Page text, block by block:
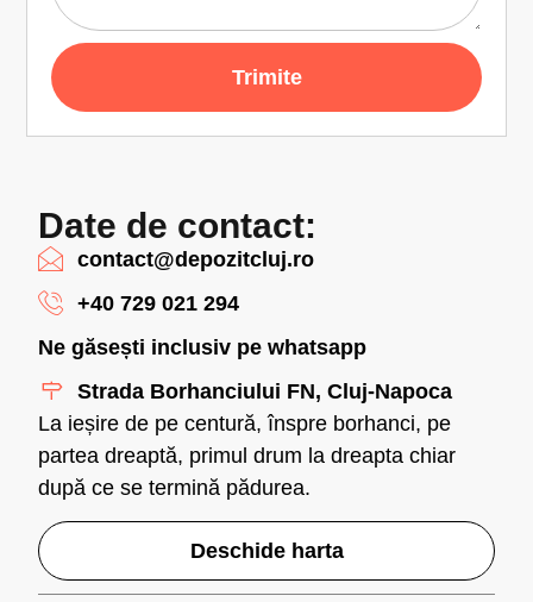
Trimite
Date de contact:
contact@depozitcluj.ro
+40 729 021 294
Ne găsești inclusiv pe whatsapp
Strada Borhanciului FN, Cluj-Napoca
La ieșire de pe centură, înspre borhanci, pe
partea dreaptă, primul drum la dreapta chiar
după ce se termină pădurea.
Deschide harta